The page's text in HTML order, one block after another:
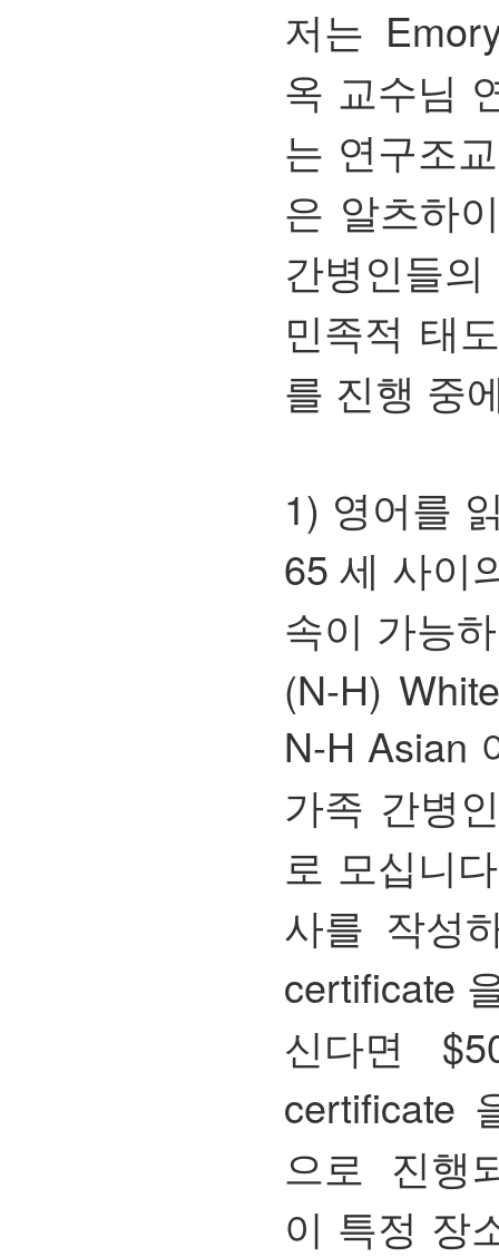
저는
옥 교수님
는 연구조
은 알츠하
간병인들
민족적 태
를 진행 중
1) 영어를
65 세 사이
속이 가능
(N-H)
N-H Asian
가족 간병
로 모십니
사를 작성
certificate
신다면
certificate
으로 진행
이 특정 장